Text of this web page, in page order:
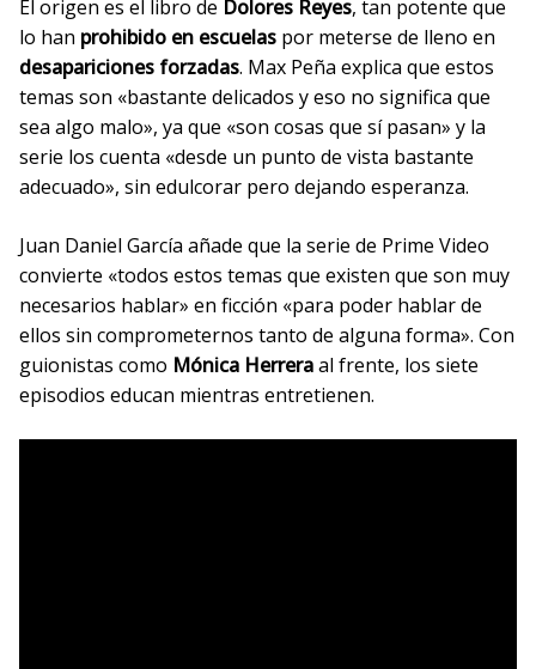
El origen es el libro de Dolores Reyes, tan potente que
lo han prohibido en escuelas por meterse de lleno en
desapariciones forzadas. Max Peña explica que estos
temas son «bastante delicados y eso no significa que
sea algo malo», ya que «son cosas que sí pasan» y la
serie los cuenta «desde un punto de vista bastante
adecuado», sin edulcorar pero dejando esperanza.
Juan Daniel García añade que la serie de Prime Video
convierte «todos estos temas que existen que son muy
necesarios hablar» en ficción «para poder hablar de
ellos sin comprometernos tanto de alguna forma». Con
guionistas como Mónica Herreraal frente, los siete
episodios educan mientras entretienen.